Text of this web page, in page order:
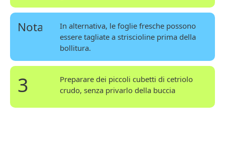
Nota
In alternativa, le foglie fresche possono
essere tagliate a striscioline prima della
bollitura.
3
Preparare dei piccoli cubetti di cetriolo
crudo, senza privarlo della buccia